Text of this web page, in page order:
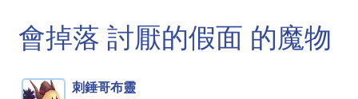
會掉落 討厭的假面 的魔物
刺錘哥布靈